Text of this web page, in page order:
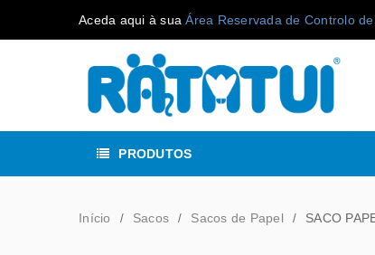
Aceda aqui à suaÁrea Reservada de Controlo
PRODUTOS
Início / Sacos / Sacos de Papel / SACO